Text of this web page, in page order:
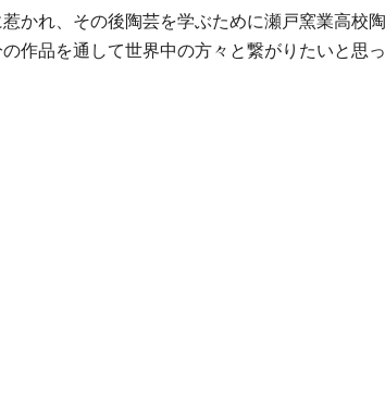
かれ、その後陶芸を学ぶために瀬戸窯業高
作品を通して世界中の方々と繋がりたいと思